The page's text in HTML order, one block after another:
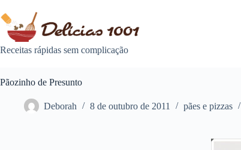
para
conteúdo
Receitas rápidas sem complicação
Pãozinho de Presunto
Deborah 8 de outubro de 2011 pães e pizzas